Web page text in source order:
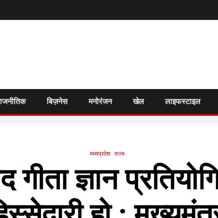
बिज़नेस मनोरंजन खेल लाइफस्टाइल
मध्यप्रदेश राज्य
गीता ज्ञान